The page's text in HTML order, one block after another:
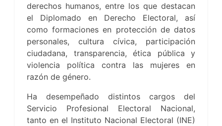
derechos humanos, entre los que destacan
el Diplomado en Derecho Electoral, así
como formaciones en protección de datos
personales, cultura cívica, participación
ciudadana, transparencia, ética pública y
violencia política contra las mujeres en
razón de género.
Ha desempeñado distintos cargos del
Servicio Profesional Electoral Nacional,
tanto en el Instituto Nacional Electoral (INE)